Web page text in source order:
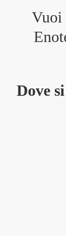
Vuoi
Dove